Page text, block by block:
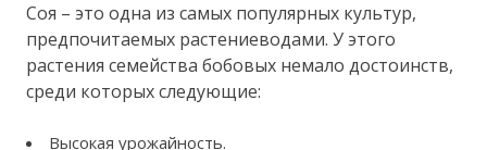
Соя – это одна из самых популярных культур,
предпочитаемых растениеводами. У этого
растения семейства бобовых немало достоинств,
среди которых следующие:
Высокая урожайность.